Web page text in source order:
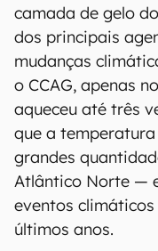
camada de gelo
dos principais
mudanças
o CCAG, apenas
aqueceu até três
que a
grandes
Atlântico Norte —
eventos
últimos anos.